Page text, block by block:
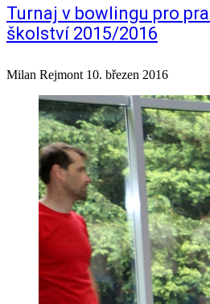
Turnaj v bowlingu pro
školství 2015/2016
Milan Rejmont 10. březen 2016